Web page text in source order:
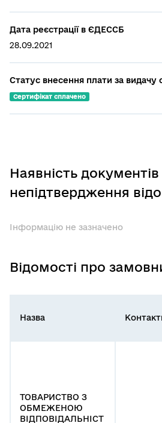
Дата реєстрації в ЄДЕССБ
28.09.2021
Статус внесення плати за видачу
Сертифікат сплачено
Наявність
непідтвердження
Інформацію не зазначено
Відомості про
Назва
ТОВАРИСТВО З
ОБМЕЖЕНОЮ
ВІДПОВІДАЛЬНІСТ